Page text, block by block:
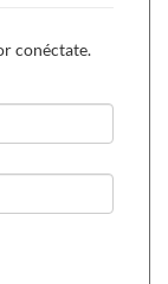
conéctate.